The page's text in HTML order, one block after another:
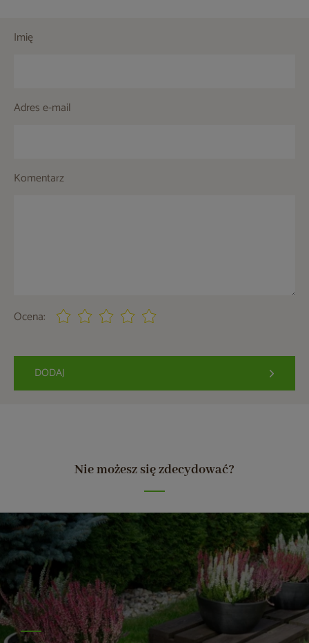
Imię
Adres e-mail
Komentarz
Ocena:
DODAJ
Nie możesz się zdecydować?